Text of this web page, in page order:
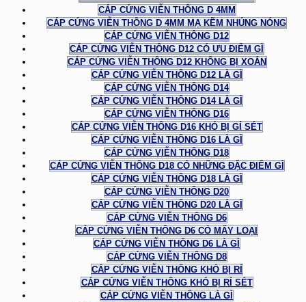
CÁP CỨNG VIỄN THÔNG D 4MM
CÁP CỨNG VIỄN THÔNG D 4MM MẠ KẼM NHÚNG NÓNG
CÁP CỨNG VIỄN THÔNG D12
CÁP CỨNG VIỄN THÔNG D12 CÓ ƯU ĐIỂM GÌ
CÁP CỨNG VIỄN THÔNG D12 KHÔNG BỊ XOẮN
CÁP CỨNG VIỄN THÔNG D12 LÀ GÌ
CÁP CỨNG VIỄN THÔNG D14
CÁP CỨNG VIỄN THÔNG D14 LÀ GÌ
CÁP CỨNG VIỄN THÔNG D16
CÁP CỨNG VIỄN THÔNG D16 KHÓ BỊ GỈ SÉT
CÁP CỨNG VIỄN THÔNG D16 LÀ GÌ
CÁP CỨNG VIỄN THÔNG D18
CÁP CỨNG VIỄN THÔNG D18 CÓ NHỮNG ĐẶC ĐIỂM GÌ
CÁP CỨNG VIỄN THÔNG D18 LÀ GÌ
CÁP CỨNG VIỄN THÔNG D20
CÁP CỨNG VIỄN THÔNG D20 LÀ GÌ
CÁP CỨNG VIỄN THÔNG D6
CÁP CỨNG VIỄN THÔNG D6 CÓ MẤY LOẠI
CÁP CỨNG VIỄN THÔNG D6 LÀ GÌ
CÁP CỨNG VIỄN THÔNG D8
CÁP CỨNG VIỄN THÔNG KHÓ BỊ RỈ
CÁP CỨNG VIỄN THÔNG KHÓ BỊ RỈ SÉT
CÁP CỨNG VIỄN THÔNG LÀ GÌ